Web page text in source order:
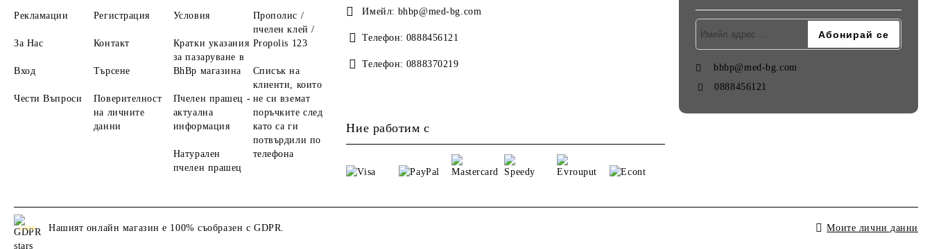
Рекламации
За Нас
Вход
Чести Въпроси
Регистрация
Контакт
Търсене
Поверителност
на личните
данни
Условия
Кратки указания
за пазаруване в
BhBp магазина
Пчелен прашец -
актуална
информация
Натурален
пчелен прашец
Прополис /
пчелен клей /
Propolis 123
Списък на
клиенти, които
не си вземат
поръчките след
като са ги
потвърдили по
телефона
Имейл: bhbp@med-bg.com
Телефон: 0888456121
Телефон: 0888370219
Ние работим с
bhbp@med-bg.com
0888456121
GDPR Нашият онлайн магазин е 100% съобразен с GDPR. Моите лични данни